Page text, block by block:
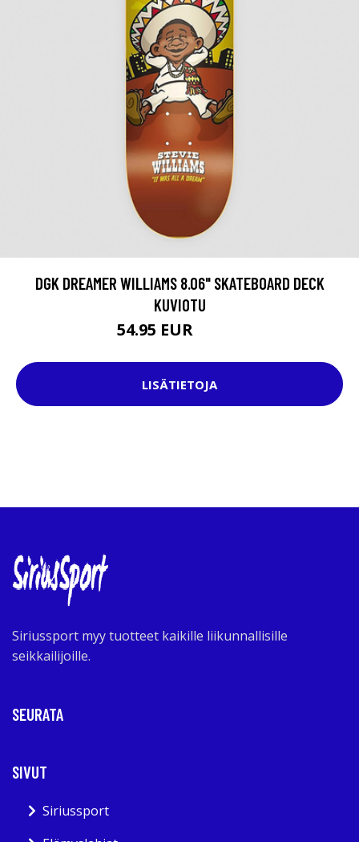
DGK DREAMER WILLIAMS 8.06" SKATEBOARD DECK
KUVIOTU
54.95 EUR
LISÄTIETOJA
Siriussport myy tuotteet kaikille liikunnallisille
seikkailijoille.
SEURATA
SIVUT
Siriussport